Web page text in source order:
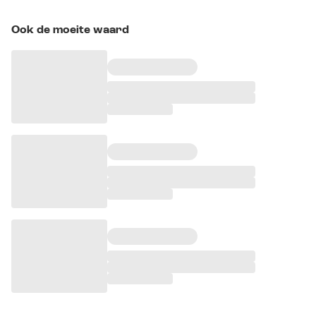
Ook de moeite waard